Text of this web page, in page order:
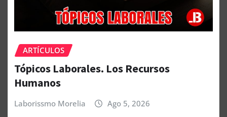
ARTÍCULOS
Tópicos Laborales. Los Recursos
Humanos
Laborissmo Morelia Ago 5, 2026